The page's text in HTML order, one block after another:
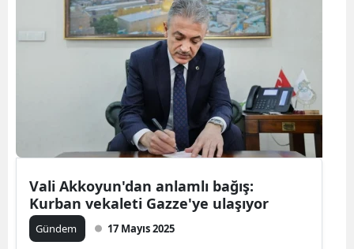
Vali Akkoyun'dan anlamlı bağış:
Kurban vekaleti Gazze'ye ulaşıyor
Gündem 17 Mayıs 2025